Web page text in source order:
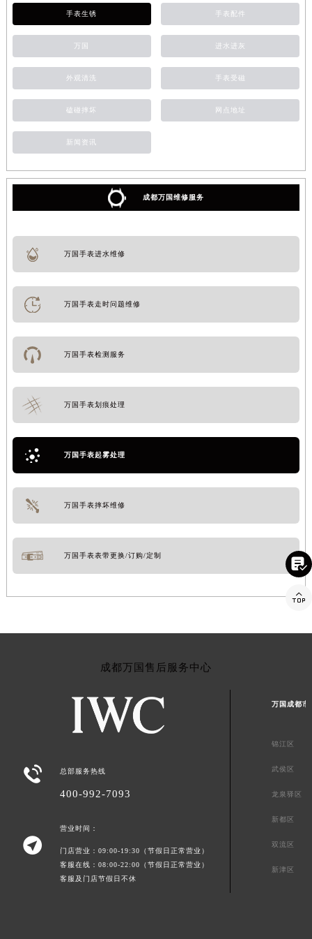
手表生锈 手表配件
万国 进水进灰
外观清洗 手表受磁
磕碰摔坏 网点地址
新闻资讯
成都万国维修服务
万国手表进水维修
万国手表走时问题维修
万国手表检测服务
万国手表划痕处理
万国手表起雾处理
万国手表摔坏维修
万国手表表带更换/订购/定制
成都万国售后服务中心
 总部服务热线
400-992-7093

营业时间：
门店营业：09:00-19:30（节假日正常营业）
客服在线：08:00-22:00（节假日正常营业）
客服及门店节假日不休
万国成都市
锦江区
武侯区
龙泉驿区
新都区
双流区
新津区

